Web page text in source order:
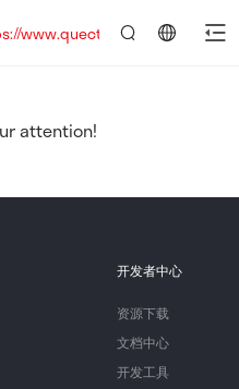
www.quectel.com.cn
attention!
开发者中心
资源下载
文档中心
开发工具